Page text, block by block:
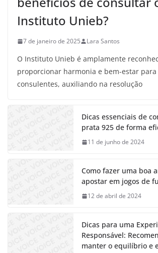
Instituto Unieb?
7 de janeiro de 2025 Lara Santos
O Instituto Unieb é amplamente
proporcionar harmonia e bem-estar para
consulentes, auxiliando na resolução
Dicas essenciais de
prata 925 de forma
11 de junho de 2024
Como fazer uma boa
apostar em jogos de
12 de abril de 2024
Dicas para uma
Responsável:
manter o equilíbrio e